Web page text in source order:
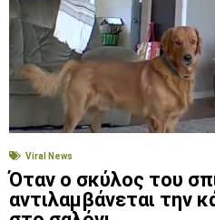
Viral News
Όταν ο σκύλος του
αντιλαμβάνεται την